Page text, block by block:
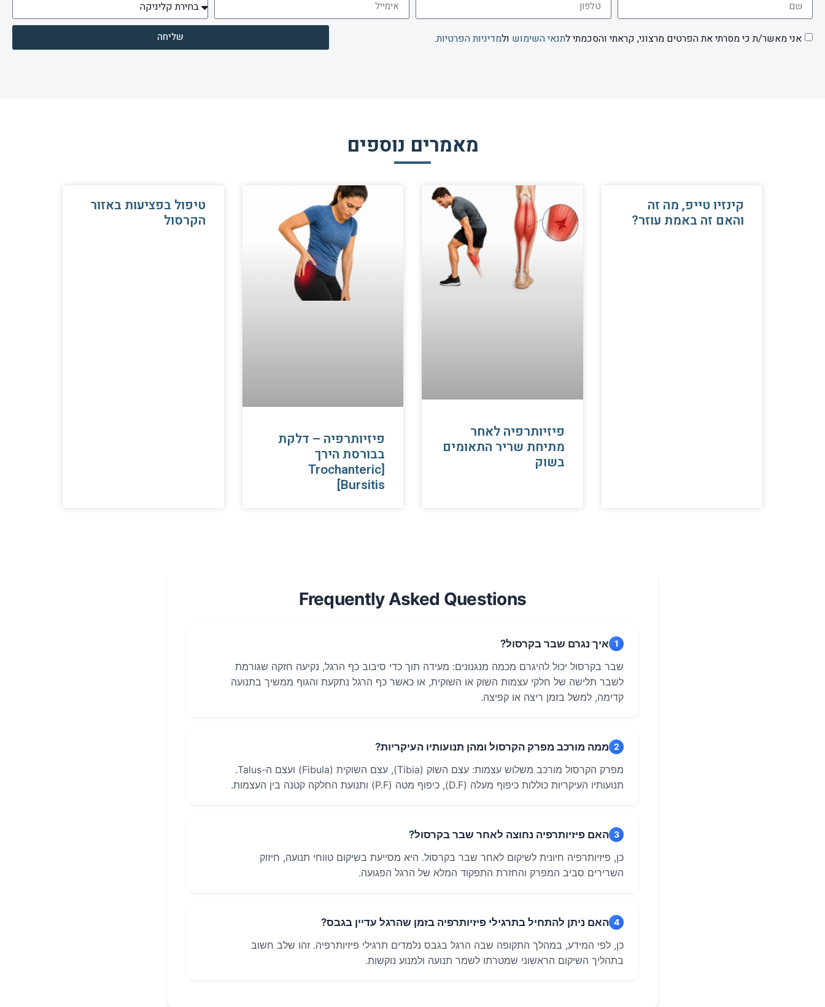
אני מאשר/ת כי מסרתי את הפרטים מרצוני, קראתי והסכמתי לתנאי השימוש ולמדיניות הפרטיות. שליחה
מאמרים נוספים
קינזיו טייפ, מה זה
והאם זה באמת עוזר?
פיזיותרפיה לאחר
מתיחת שריר התאומים
בשוק
פיזיותרפיה – דלקת
בבורסת הירך
[Trochanteric
Bursitis]
טיפול בפציעות באזור
הקרסול
Frequently Asked Questions
1 איך נגרם שבר בקרסול?
שבר בקרסול יכול להיגרם מכמה מנגנונים: מעידה תוך כדי סיבוב כף הרגל, נקיעה חזקה שגורמת
לשבר תלישה של חלקי עצמות השוק או השוקית, או כאשר כף הרגל נתקעת והגוף ממשיך בתנועה
קדימה, למשל בזמן ריצה או קפיצה.
2 ממה מורכב מפרק הקרסול ומהן תנועותיו העיקריות?
מפרק הקרסול מורכב משלוש עצמות: עצם השוק (Tibia), עצם השוקית (Fibula) ועצם ה-Talus.
תנועותיו העיקריות כוללות כיפוף מעלה (D.F), כיפוף מטה (P.F) ותנועת החלקה קטנה בין העצמות.
3 האם פיזיותרפיה נחוצה לאחר שבר בקרסול?
כן, פיזיותרפיה חיונית לשיקום לאחר שבר בקרסול. היא מסייעת בשיקום טווחי תנועה, חיזוק
השרירים סביב המפרק והחזרת התפקוד המלא של הרגל הפגועה.
4 האם ניתן להתחיל בתרגילי פיזיותרפיה בזמן שהרגל עדיין בגבס?
כן, לפי המידע, במהלך התקופה שבה הרגל בגבס נלמדים תרגילי פיזיותרפיה. זהו שלב חשוב
בתהליך השיקום הראשוני שמטרתו לשמר תנועה ולמנוע נוקשות.